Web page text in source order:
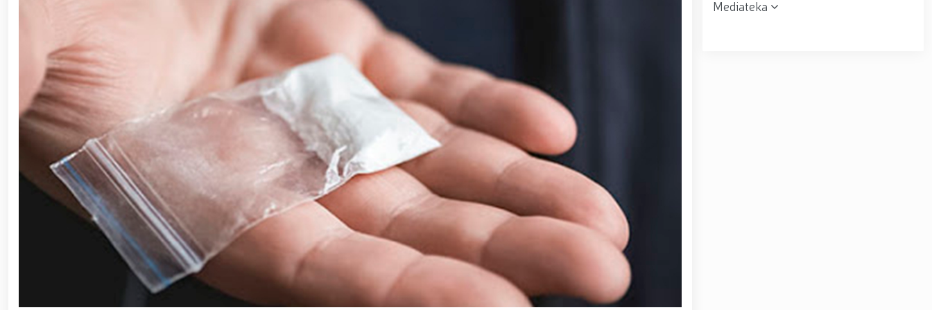
ishchi guruhining yoshlar bilan uchrashuvi tadbirlari doirasida muddatdi harbiy xizmatchilarga sertifikatlar topshirildi. // Milliy gvardiya qo‘mondoni, general-
polkovnik B.Tashmatov poytaxtimizdagi manzilli ishlari davomida yoshlar bilan uchrashib, ular bilan ochiq muloqot o‘tkazdi. // Farg‘ona viloyatida jinoyat sodir
etishga moyil shaxslar yashash manzillarida tezkor tadbirlar o‘tkazildi. // “8-mart – Xalqaro xotin qizlar kuni” munosabati bilan Milliy gvardiya tizimida faoliyat
yuritib kyelayotgan ayollar uchun tantanali bayram tadbiri tashkil etildi // Moliyaviy shaffoflik va korrupsiyadan xoli muhitni ta’minlash bo‘yicha o‘quv yig‘ini
o‘tkazildi // Ajdodlar merosi – milliy gʻurur va vatanparvarlik manbai // General-polkovnik B.Tashmatov Toshkent “Temurbeklar maktabi” harbiy akademik
litseyi faoliyati bilan yaqindan tanishdi. //Milliy gvardiya qo‘mondoni, general-polkovnik B.Tashmatov Sirdaryo va Jizzax viloyatida o'rganish ishlarini olib bordi
// “Harbiy taʼlim tizimida ilm-fan va pedagogik texnologiyalarni rivojlantirish istiqbollari” mavzusida respublika harbiy ilmiy-amaliy konferensiyasi tashkil
etildi. //Milliy gvardiya qo‘mondoni general-polkovnik B.Tashmatov ilk manzilli ishlarini Yunusobod tumanida amalga oshirdi. // Samarqand va Buxoro
viloyatalarida xavfsiz muhitni yaratish va jamoat xavfsizligini ishonchli taʼminlash boʻyicha manzilli ishlar amalga oshirildi. // Yoshlar siyosatiga oid ustuvor
vazifalar doimiy e’tiborda. // Milliy gvardiya qoʻmondoni general-polkovnik B.Tashmatov Oʻzbekiston huquqni muhofaza qilish organlarining Qoʻl jangi
federatsiyasi raisi etib saylandi. // Milliy gvardiya shaxsiy tarkibining jangovar salohiyati, jismoniy va ma'naviy tayyorgarligini mustahkamlash hamda zamon
talablariga mos takomillashtirishga qaratilgan ishlar davom ettirilmoqda. // Tizim fidoyilari hurmat va ehtirom bilan nafaqaga kuzatildi. // “Kitobxon harbiy
oilalar” mavzusida adabiy-badiiy kecha tashkil etildi / / Vatanparvarlik oyligi doirasidagi tadbirlar / / Toshkentda qidiruvda bo‘lgan shaxs qo‘lga olindi / /
“Jasorat” filmi premyerasi bo'lib o'tdi / / Qurolli Kuchlarimiz tashkil etilganining 34 yilligi va 14 yanvar – Vatan himoyachilari kuni munosabati Milliy gvardiyada
bayramona tadbir o‘tkazildi / / Milliy gvardiya qo'mondonining O‘zbekiston Respublikasi Qurolli Kuchlari tashkil etilganining 34 yilligi va Vatan himoyachilari
kuni munosabati bilan bayram tabrigi / / Oʻzbekiston Respublikasi Qurolli Kuchlari tashkil etilganining 34 yilligi hamda 14-yanvar — Vatan himoyachilari kuni
munosabati bilan gvardiyachilar xizmat burchini bajarish chogʻida qahramonlarcha halok boʻlgan safdoshlari xotirasiga bagʻishlab Milliy gvardiya Markaziy
devoni hududida bunyod etilgan yodgorlik majmuasi poyiga gul qoʻyishib, ularning xotirasiga hurmat bajo keltirishdi / / O‘zbekiston Respublikasi Prezidentining
“O‘zbekiston Respublikasi Qurolli Kuchlari tashkil etilganining 34 yilligi hamda Vatan himoyachilari kuni munosabati bilan harbiy xizmatchilar va huquqni
muhofaza qilish organlari xodimlaridan bir guruhini mukofotlash to‘g‘risida”gi Farmoni / / Prezident Shavkat Mirziyoyev Xavfsizlik kengashining kengaytirilgan
yig‘ilishini o‘tkazdi / / Prezident Shavkat Mirziyoyev Toshkent shahri Yunusobod tumanida barpo etilgan yirik quvvatli kogeneratsiya markazi faoliyati bilan
tanishdi / / Moliya, ilg‘or texnologiyalar, madaniyat va turizmning yirik markaziga aylanib borayotgan Toshkent dunyoning zamonaviy megapolislari andozasi
Mediateka